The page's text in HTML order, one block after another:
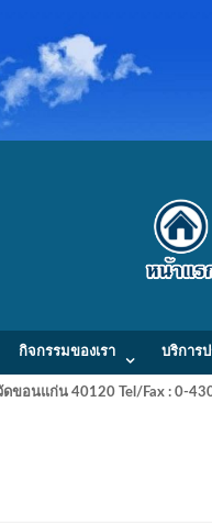
กิจกรรมของเรา บริการ
อนแก่น 40120 Tel/Fax : 0-